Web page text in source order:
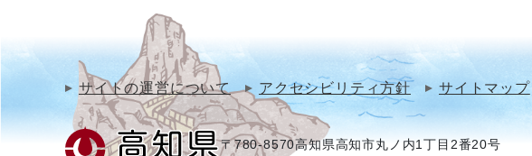
サイトの運営について アクセシビリティ方針 サイトマップ
〒780-8570高知県高知市丸ノ内1丁目2番20号